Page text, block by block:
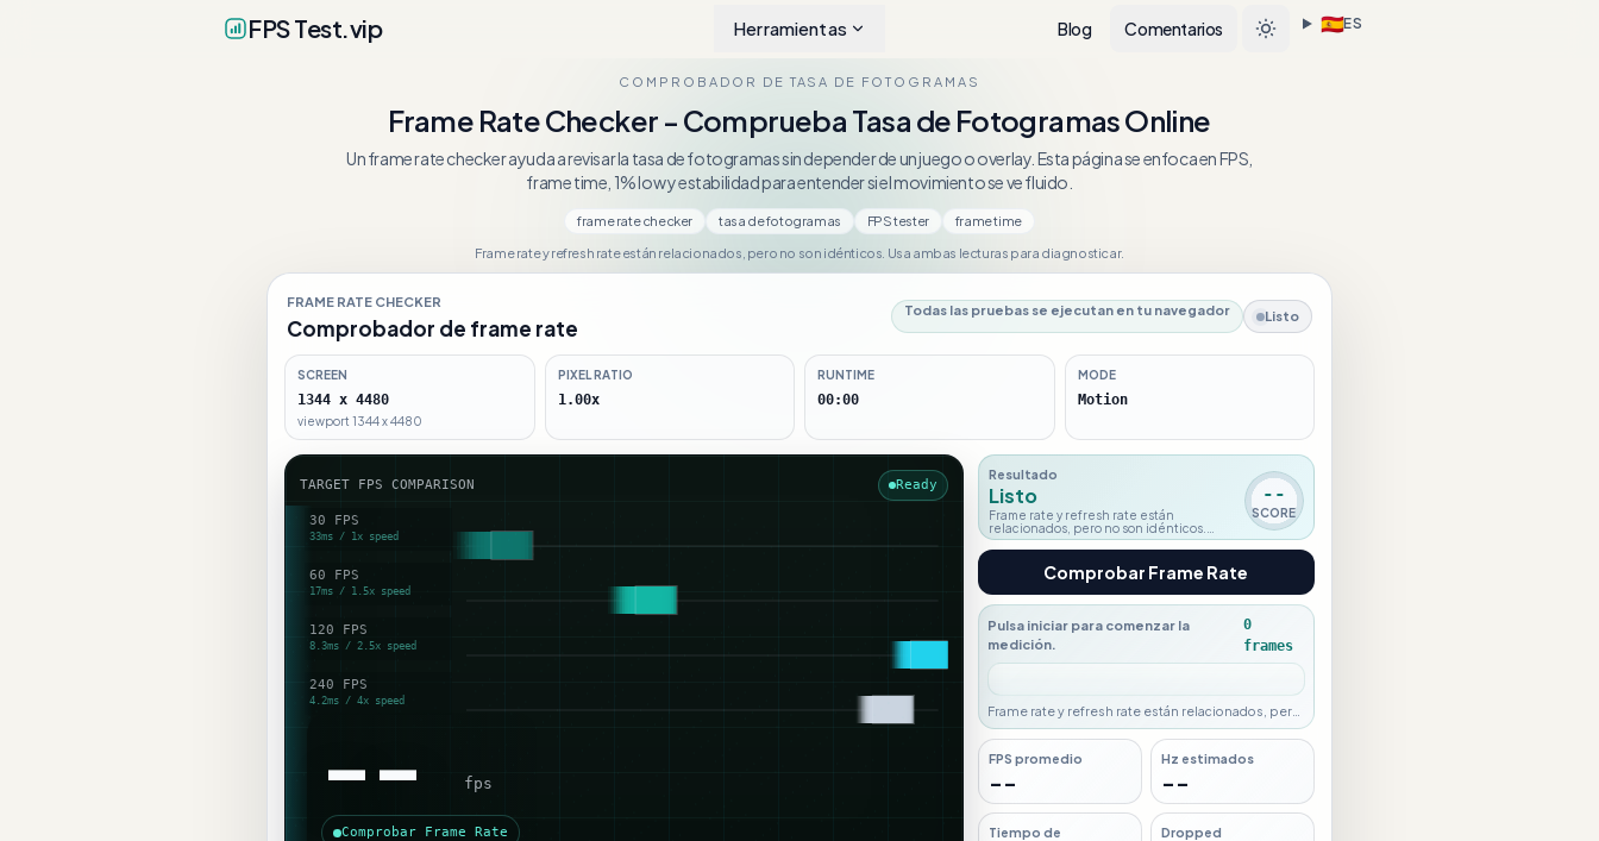
FPS Test.vip Herramientas Blog Comentarios 🇪🇸ES
COMPROBADOR DE TASA DE FOTOGRAMAS
Frame Rate Checker - Comprueba Tasa de Fotogramas Online
Un frame rate checker ayuda a revisar la tasa de fotogramas sin depender de un juego o overlay. Esta página se enfoca en FPS,
frame time, 1% low y estabilidad para entender si el movimiento se ve fluido.
frame rate checker tasa de fotogramas FPS tester frame time
Frame rate y refresh rate están relacionados, pero no son idénticos. Usa ambas lecturas para diagnosticar.
FRAME RATE CHECKER
Comprobador de frame rate
Todas las pruebas se ejecutan en tu navegador Listo
SCREEN
1344 x 4480
viewport 1344 x 4480
PIXEL RATIO
1.00x
RUNTIME
00:00
MODE
Motion
TARGET FPS COMPARISON Ready
-- fps
Comprobar Frame Rate
Resultado
Listo
Frame rate y refresh rate están
relacionados, pero no son idénticos.
Usa ambas lecturas para diagnosticar.
--
SCORE
Comprobar Frame Rate
Pulsa iniciar para comenzar la
medición.
0
frames
Frame rate y refresh rate están relacionados, pero
no son idénticos. Usa ambas lecturas para
diagnosticar.
FPS promedio
--
Hz estimados
--
Tiempo de
Dropped